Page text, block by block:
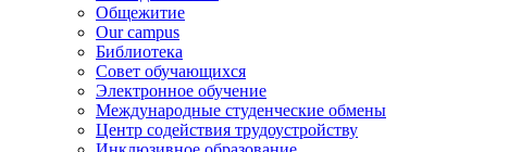
Общежитие
Our campus
Библиотека
Совет обучающихся
Электронное обучение
Международные студенческие обмены
Центр содействия трудоустройству